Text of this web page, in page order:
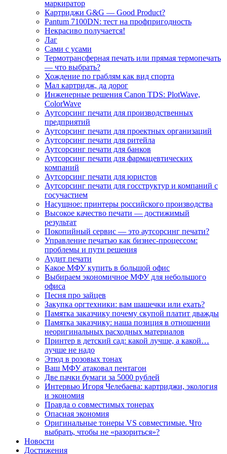
маркиратор
Картриджи G&G — Good Product?
Pantum 7100DN: тест на профпригодность
Некрасиво получается!
Лаг
Сами с усами
Термотрансферная печать или прямая термопечать
— что выбрать?
Хождение по граблям как вид спорта
Мал картридж, да дорог
Инженерные решения Canon TDS: PlotWave,
ColorWave
Аутсорсинг печати для производственных
предприятий
Аутсорсинг печати для проектных организаций
Аутсорсинг печати для ритейла
Аутсорсинг печати для банков
Аутсорсинг печати для фармацевтических
компаний
Аутсорсинг печати для юристов
Аутсорсинг печати для госструктур и компаний с
госучастием
Насущное: принтеры российского производства
Высокое качество печати — достижимый
результат
Покопийный сервис — это аутсорсинг печати?
Управление печатью как бизнес-процессом:
проблемы и пути решения
Аудит печати
Какое МФУ купить в большой офис
Выбираем экономичное МФУ для небольшого
офиса
Песня про зайцев
Закупка оргтехники: вам шашечки или ехать?
Памятка заказчику почему скупой платит дважды
Памятка заказчику: наша позиция в отношении
неоригинальных расходных материалов
Принтер в детский сад: какой лучше, а какой…
лучше не надо
Этюд в розовых тонах
Ваш МФУ атаковал пентагон
Две пачки бумаги за 5000 рублей
Интервью Игоря Челебаева: картриджи, экология
и экономия
Правда о совместимых тонерах
Опасная экономия
Оригинальные тонеры VS совместимые. Что
выбрать, чтобы не «разориться»?
Новости
Достижения